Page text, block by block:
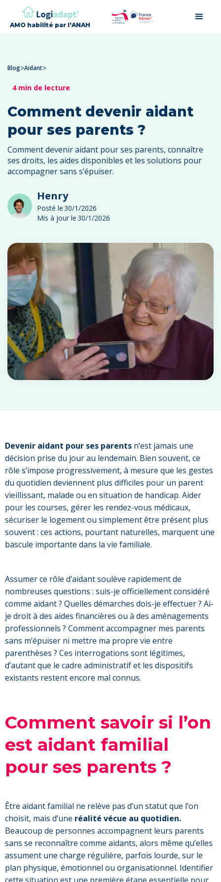
AMO habilité par l'ANAH
Blog>Aidant>
4 min de lecture
Comment devenir aidant
pour ses parents ?
Comment devenir aidant pour ses parents, connaître
ses droits, les aides disponibles et les solutions pour
accompagner sans s’épuiser.
Henry
Posté le30/1/2026
Mis à jour le30/1/2026
Devenir aidant pour ses parents n’est jamais une
décision prise du jour au lendemain. Bien souvent, ce
rôle s’impose progressivement, à mesure que les gestes
du quotidien deviennent plus difficiles pour un parent
vieillissant, malade ou en situation de handicap. Aider
pour les courses, gérer les rendez-vous médicaux,
sécuriser le logement ou simplement être présent plus
souvent : ces actions, pourtant naturelles, marquent une
bascule importante dans la vie familiale.
Assumer ce rôle d’aidant soulève rapidement de
nombreuses questions : suis-je officiellement considéré
comme aidant ? Quelles démarches dois-je effectuer ? Ai-
je droit à des aides financières ou à des aménagements
professionnels ? Comment accompagner mes parents
sans m’épuiser ni mettre ma propre vie entre
parenthèses ? Ces interrogations sont légitimes,
d’autant que le cadre administratif et les dispositifs
existants restent encore mal connus.
Comment savoir si l’on
est aidant familial
pour ses parents ?
Être aidant familial ne relève pas d’un statut que l’on
choisit, mais d’une réalité vécue au quotidien.
Beaucoup de personnes accompagnent leurs parents
sans se reconnaître comme aidants, alors même qu’elles
assument une charge régulière, parfois lourde, sur le
plan physique, émotionnel ou organisationnel. Identifier